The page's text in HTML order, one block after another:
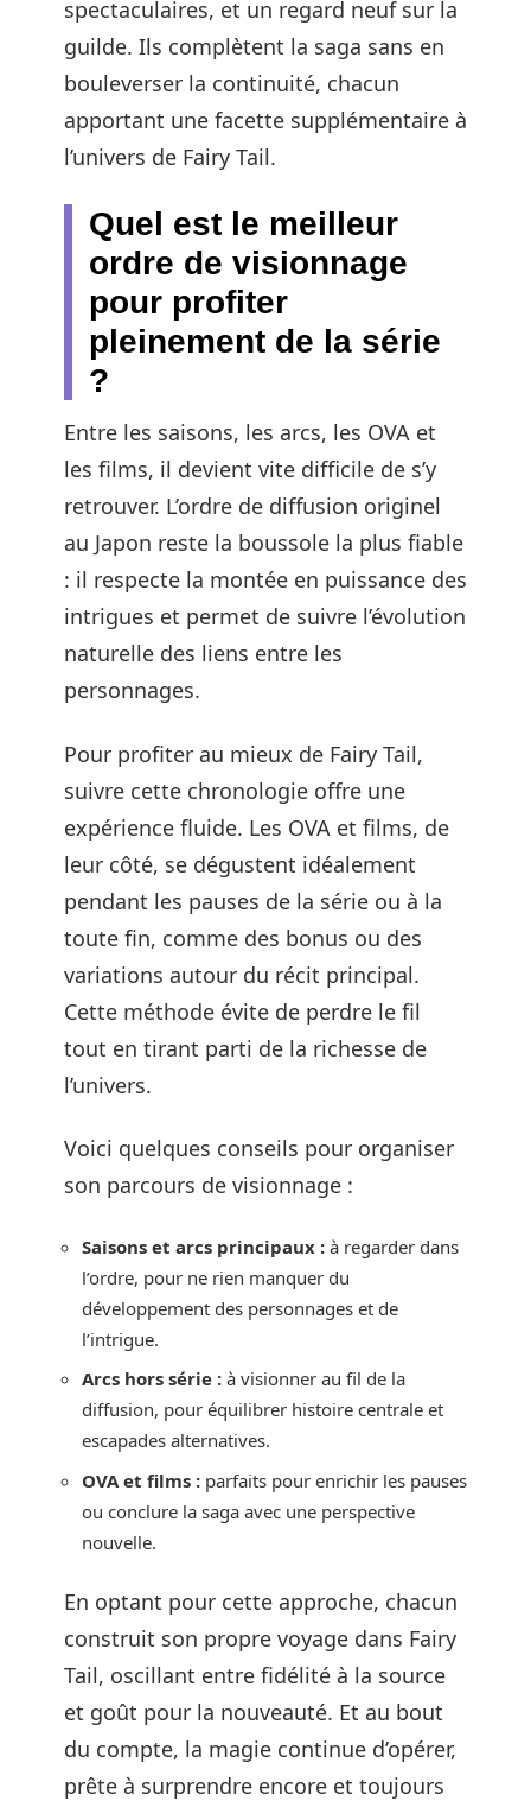
spectaculaires, et un regard neuf sur la
guilde. Ils complètent la saga sans en
bouleverser la continuité, chacun
apportant une facette supplémentaire à
l’univers de Fairy Tail.
Quel est le meilleur
ordre de visionnage
pour profiter
pleinement de la série
?
Entre les saisons, les arcs, les OVA et
les films, il devient vite difficile de s’y
retrouver. L’ordre de diffusion originel
au Japon reste la boussole la plus fiable
: il respecte la montée en puissance des
intrigues et permet de suivre l’évolution
naturelle des liens entre les
personnages.
Pour profiter au mieux de Fairy Tail,
suivre cette chronologie offre une
expérience fluide. Les OVA et films, de
leur côté, se dégustent idéalement
pendant les pauses de la série ou à la
toute fin, comme des bonus ou des
variations autour du récit principal.
Cette méthode évite de perdre le fil
tout en tirant parti de la richesse de
l’univers.
Voici quelques conseils pour organiser
son parcours de visionnage :
Saisons et arcs principaux : à regarder dans
l’ordre, pour ne rien manquer du
développement des personnages et de
l’intrigue.
Arcs hors série : à visionner au fil de la
diffusion, pour équilibrer histoire centrale et
escapades alternatives.
OVA et films : parfaits pour enrichir les pauses
ou conclure la saga avec une perspective
nouvelle.
En optant pour cette approche, chacun
construit son propre voyage dans Fairy
Tail, oscillant entre fidélité à la source
et goût pour la nouveauté. Et au bout
du compte, la magie continue d’opérer,
prête à surprendre encore et toujours